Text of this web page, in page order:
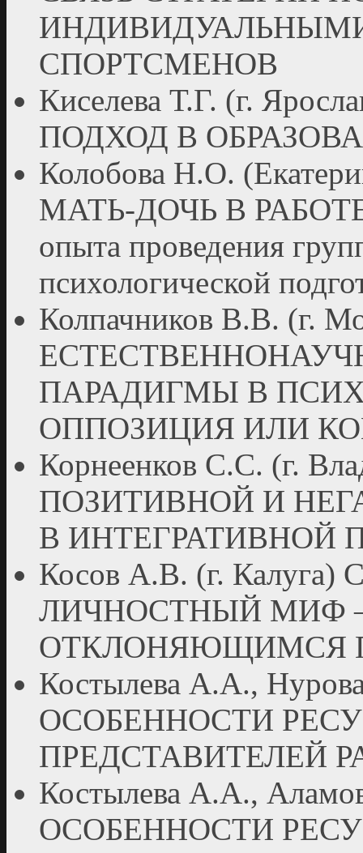
СПОРТСМЕНОВ
Киселева Т.Г. (г.
ПОДХОД В
Колобова Н.О.
МАТЬ-ДОЧЬ В
опыта проведения
психологической
Колпачников В.В. (г.
ПАРАДИГМЫ В
ОППОЗИЦИЯ ИЛИ
Корнеенков С.С. (г.
ПОЗИТИВНОЙ И
В ИНТЕГРАТИВНОЙ
Косов А.В. (г.
ЛИЧНОСТНЫЙ МИФ
ОТКЛОНЯЮЩИМСЯ
Костылева А.А.,
ОСОБЕННОСТИ
ПРЕДСТАВИТЕЛЕЙ
Костылева А.А.,
ОСОБЕННОСТИ